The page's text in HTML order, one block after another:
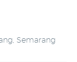
Semarang